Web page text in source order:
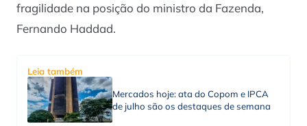
fragilidade na posição do ministro da Fazenda,
Fernando Haddad.
Leia também
Mercados hoje: ata do Copom e IPCA
de julho são os destaques de semana